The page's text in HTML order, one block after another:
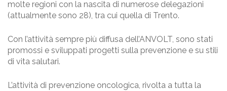
molte regioni con la nascita di numerose delegazioni
(attualmente sono 28), tra cui quella di Trento.
Con l’attività sempre più diffusa dell’ANVOLT, sono stati
promossi e sviluppati progetti sulla prevenzione e su stili
di vita salutari.
L’attività di prevenzione oncologica, rivolta a tutta la